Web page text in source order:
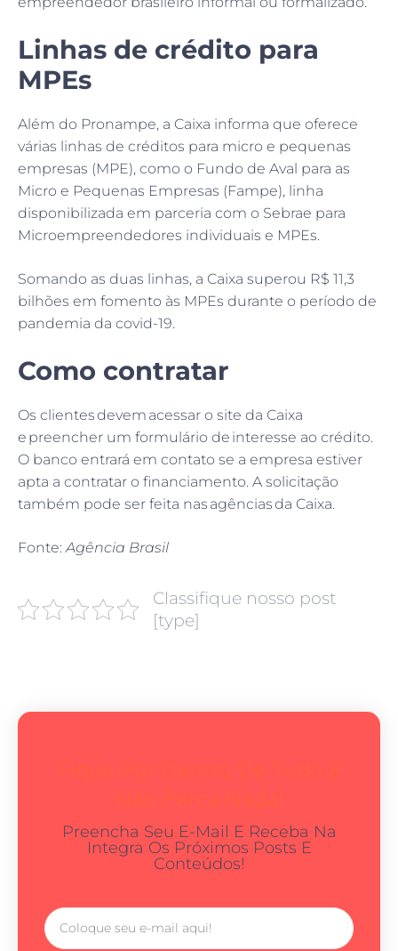
Linhas de crédito para
MPEs
Além do Pronampe, a Caixa informa que oferece
várias linhas de créditos para micro e pequenas
empresas (MPE), como o Fundo de Aval para as
Micro e Pequenas Empresas (Fampe), linha
disponibilizada em parceria com o Sebrae para
Microempreendedores individuais e MPEs.
Somando as duas linhas, a Caixa superou R$ 11,3
bilhões em fomento às MPEs durante o período de
pandemia da covid-19.
Como contratar
Os clientes devem acessar o site da Caixa
e preencher um formulário de interesse ao crédito.
O banco entrará em contato se a empresa estiver
apta a contratar o financiamento. A solicitação
também pode ser feita nas agências da Caixa.
Fonte:Agência Brasil
Classifique nosso post
[type]
Preencha Seu E-Mail E Receba Na
Integra Os Próximos Posts E
Conteúdos!